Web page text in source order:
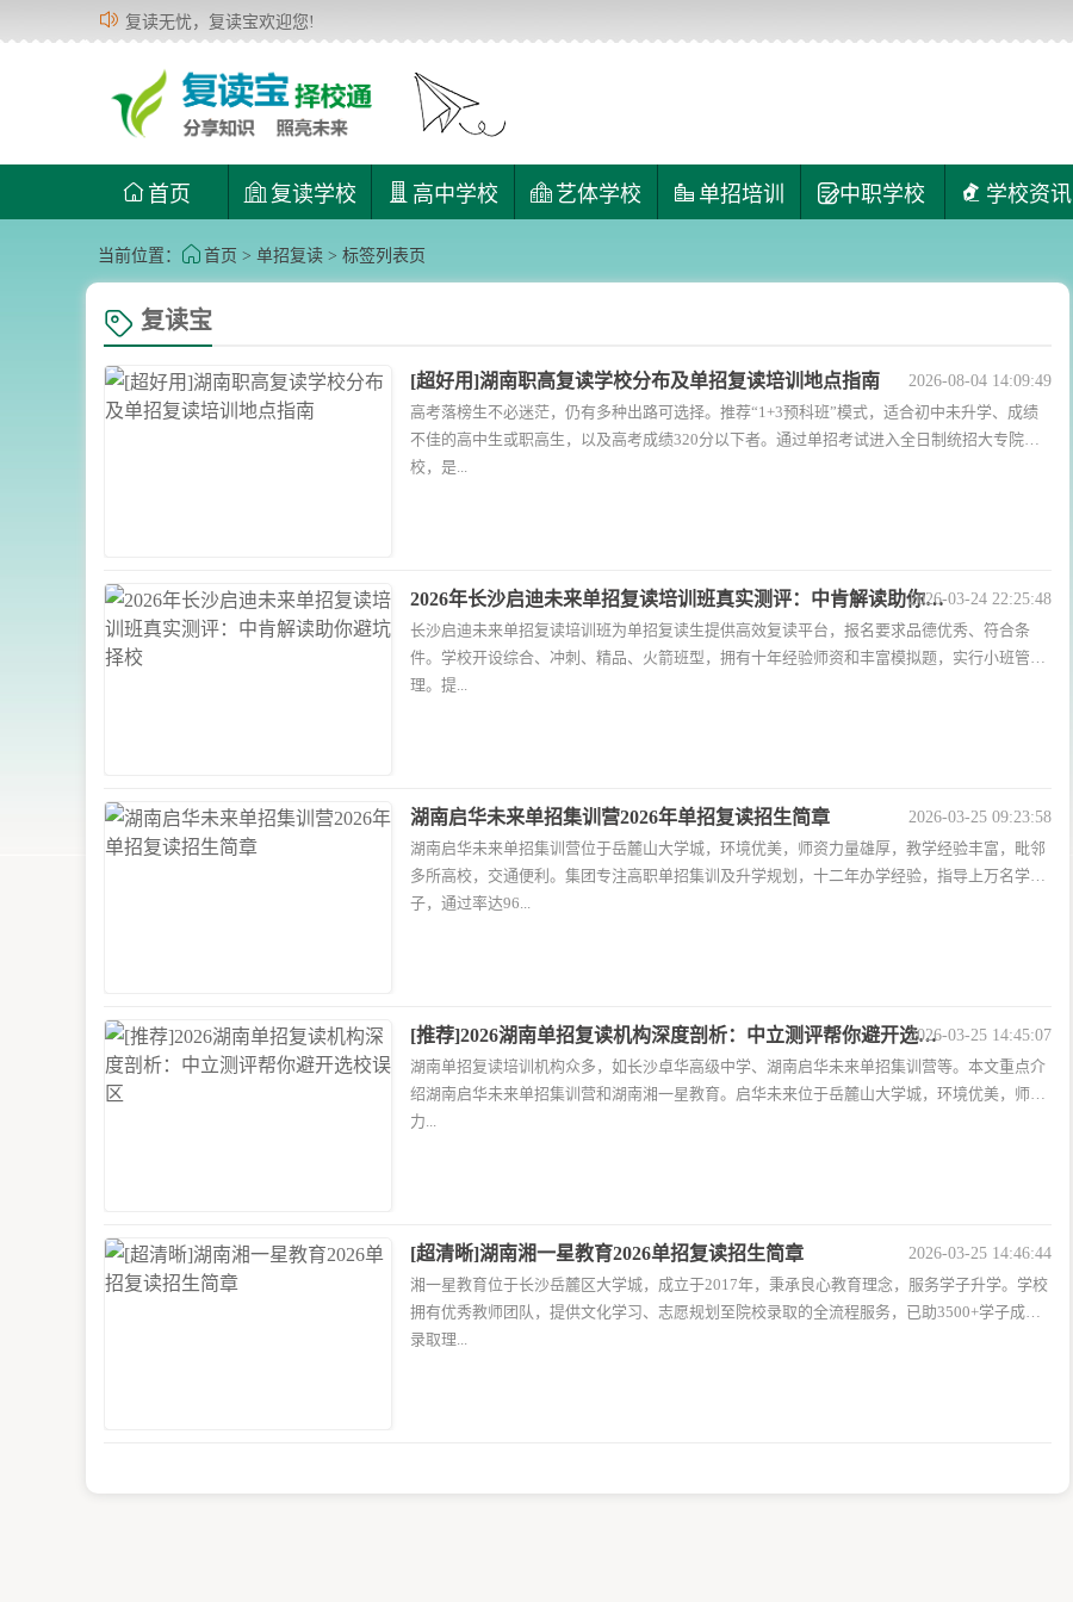
复读无忧，复读宝欢迎您!
首页 复读学校 高中学校 艺体学校 单招培训 中职学校 学校资讯
当前位置： 首页 > 单招复读 > 标签列表页
复读宝
[超好用]湖南职高复读学校分布及单招复读培训地点指南
高考落榜生不必迷茫，仍有多种出路可选择。推荐“1+3预科班”模式，适合初中未升学、成绩
不佳的高中生或职高生，以及高考成绩320分以下者。通过单招考试进入全日制统招大专院
校，是...
2026-08-04 14:09:49
2026年长沙启迪未来单招复读培训班真实测评：中肯解读助你避
坑择校
长沙启迪未来单招复读培训班为单招复读生提供高效复读平台，报名要求品德优秀、符合条
件。学校开设综合、冲刺、精品、火箭班型，拥有十年经验师资和丰富模拟题，实行小班管
理。提...
2026-03-24 22:25:48
湖南启华未来单招集训营2026年单招复读招生简章
湖南启华未来单招集训营位于岳麓山大学城，环境优美，师资力量雄厚，教学经验丰富，毗邻
多所高校，交通便利。集团专注高职单招集训及升学规划，十二年办学经验，指导上万名学
子，通过率达96...
2026-03-25 09:23:58
[推荐]2026湖南单招复读机构深度剖析：中立测评帮你避开选校
误区
湖南单招复读培训机构众多，如长沙卓华高级中学、湖南启华未来单招集训营等。本文重点介
绍湖南启华未来单招集训营和湖南湘一星教育。启华未来位于岳麓山大学城，环境优美，师资
力...
2026-03-25 14:45:07
[超清晰]湖南湘一星教育2026单招复读招生简章
湘一星教育位于长沙岳麓区大学城，成立于2017年，秉承良心教育理念，服务学子升学。学校
拥有优秀教师团队，提供文化学习、志愿规划至院校录取的全流程服务，已助3500+学子成功
录取理...
2026-03-25 14:46:44